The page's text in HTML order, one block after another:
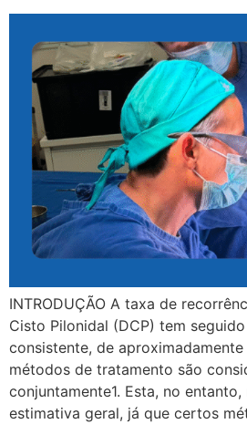
INTRODUÇÃO A taxa de
Cisto Pilonidal (DCP) tem
consistente, de
métodos de tratamento são
conjuntamente1. Esta, no
estimativa geral, já que certos